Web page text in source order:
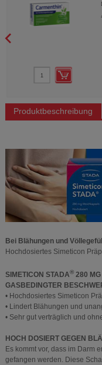
Produktbeschreibung
Bei Blähungen und
Hochdosiertes Simeticon
SIMETICON STADA®280 MG
GASBEDINGTER
• Hochdosiertes Simeticon
• Lindert Blähungen und
• Sehr gut verträglich und
HOCH DOSIERT GEGEN
Es kommt vor, dass im Darm
gefangen werden. Diese